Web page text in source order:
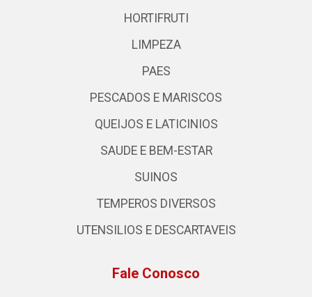
HORTIFRUTI
LIMPEZA
PAES
PESCADOS E MARISCOS
QUEIJOS E LATICINIOS
SAUDE E BEM-ESTAR
SUINOS
TEMPEROS DIVERSOS
UTENSILIOS E DESCARTAVEIS
Fale Conosco